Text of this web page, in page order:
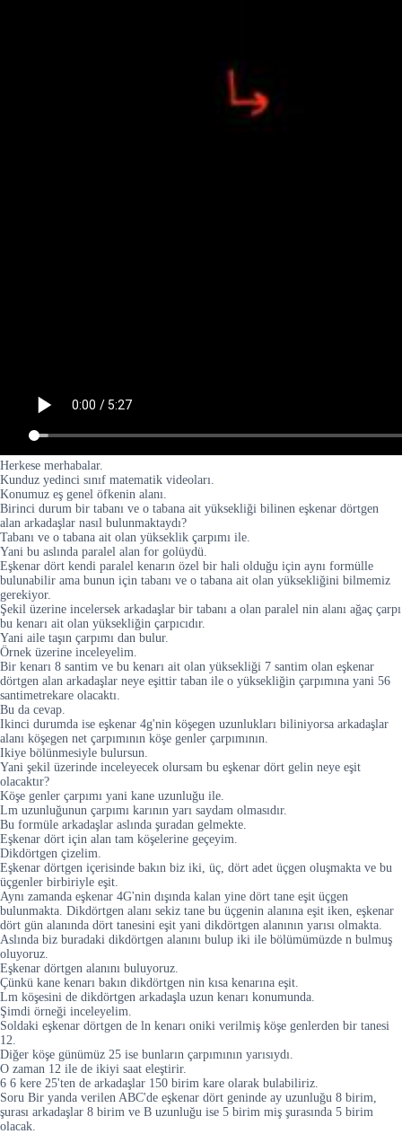
Herkese merhabalar.
Kunduz yedinci sınıf matematik videoları.
Konumuz eş genel öfkenin alanı.
Birinci durum bir tabanı ve o tabana ait yüksekliği bilinen eşkenar dörtgen
alan arkadaşlar nasıl bulunmaktaydı?
Tabanı ve o tabana ait olan yükseklik çarpımı ile.
Yani bu aslında paralel alan for golüydü.
Eşkenar dört kendi paralel kenarın özel bir hali olduğu için aynı formülle
bulunabilir ama bunun için tabanı ve o tabana ait olan yüksekliğini bilmemiz
gerekiyor.
Şekil üzerine incelersek arkadaşlar bir tabanı a olan paralel nin alanı ağaç çarpı
bu kenarı ait olan yüksekliğin çarpıcıdır.
Yani aile taşın çarpımı dan bulur.
Örnek üzerine inceleyelim.
Bir kenarı 8 santim ve bu kenarı ait olan yüksekliği 7 santim olan eşkenar
dörtgen alan arkadaşlar neye eşittir taban ile o yüksekliğin çarpımına yani 56
santimetrekare olacaktı.
Bu da cevap.
Ikinci durumda ise eşkenar 4g'nin köşegen uzunlukları biliniyorsa arkadaşlar
alanı köşegen net çarpımının köşe genler çarpımının.
Ikiye bölünmesiyle bulursun.
Yani şekil üzerinde inceleyecek olursam bu eşkenar dört gelin neye eşit
olacaktır?
Köşe genler çarpımı yani kane uzunluğu ile.
Lm uzunluğunun çarpımı karının yarı saydam olmasıdır.
Bu formüle arkadaşlar aslında şuradan gelmekte.
Eşkenar dört için alan tam köşelerine geçeyim.
Dikdörtgen çizelim.
Eşkenar dörtgen içerisinde bakın biz iki, üç, dört adet üçgen oluşmakta ve bu
üçgenler birbiriyle eşit.
Aynı zamanda eşkenar 4G'nin dışında kalan yine dört tane eşit üçgen
bulunmakta. Dikdörtgen alanı sekiz tane bu üçgenin alanına eşit iken, eşkenar
dört gün alanında dört tanesini eşit yani dikdörtgen alanının yarısı olmakta.
Aslında biz buradaki dikdörtgen alanını bulup iki ile bölümümüzde n bulmuş
oluyoruz.
Eşkenar dörtgen alanını buluyoruz.
Çünkü kane kenarı bakın dikdörtgen nin kısa kenarına eşit.
Lm köşesini de dikdörtgen arkadaşla uzun kenarı konumunda.
Şimdi örneği inceleyelim.
Soldaki eşkenar dörtgen de ln kenarı oniki verilmiş köşe genlerden bir tanesi
12.
Diğer köşe günümüz 25 ise bunların çarpımının yarısıydı.
O zaman 12 ile de ikiyi saat eleştirir.
6 6 kere 25'ten de arkadaşlar 150 birim kare olarak bulabiliriz.
Soru Bir yanda verilen ABC'de eşkenar dört geninde ay uzunluğu 8 birim,
şurası arkadaşlar 8 birim ve B uzunluğu ise 5 birim miş şurasında 5 birim
olacak.